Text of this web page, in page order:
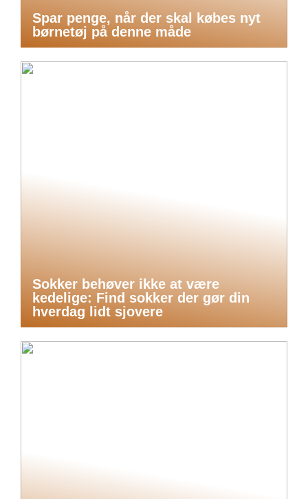
Spar penge, når der skal købes nyt
børnetøj på denne måde
Sokker behøver ikke at være
kedelige: Find sokker der gør din
hverdag lidt sjovere